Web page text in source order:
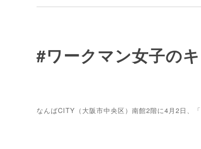
#ワークマン女子の
なんばCITY（大阪市中央区）南館2階に4月2日、